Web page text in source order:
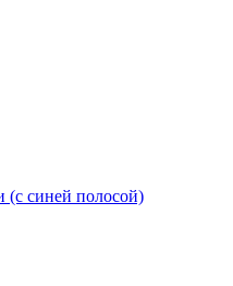
(с синей полосой)